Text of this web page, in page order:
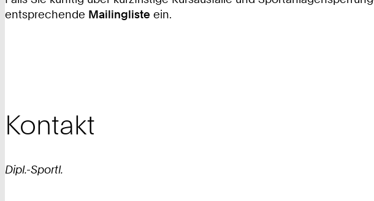
entsprechende Mailingliste ein.
Kontakt
Dipl.-Sportl.